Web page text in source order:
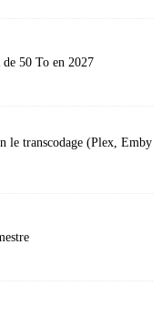
50 To en 2027
le transcodage (Plex, Emby